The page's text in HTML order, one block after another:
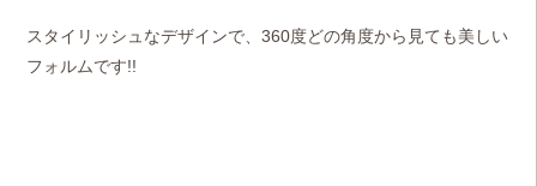
スタイリッシュなデザインで、360度どの角度から見ても美しい
フォルムです!!